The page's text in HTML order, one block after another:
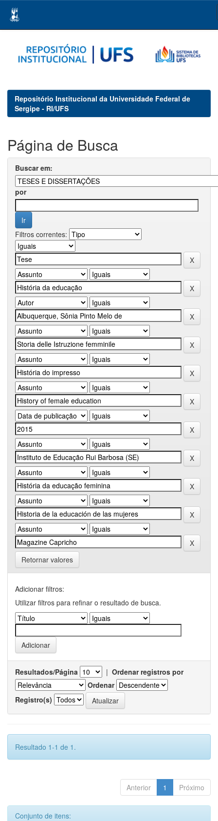
navigation
Repositório Institucional da Universidade Federal de
Sergipe - RI/UFS
Página de Busca
Buscar em:
por
Filtros correntes:
Retornar valores
Adicionar filtros:
Utilizar filtros para refinar o resultado de busca.
Resultados/Página | Ordenar registros por
Ordenar
Registro(s)
Resultado 1-1 de 1.
Anterior 1 Próximo
Conjunto de itens: